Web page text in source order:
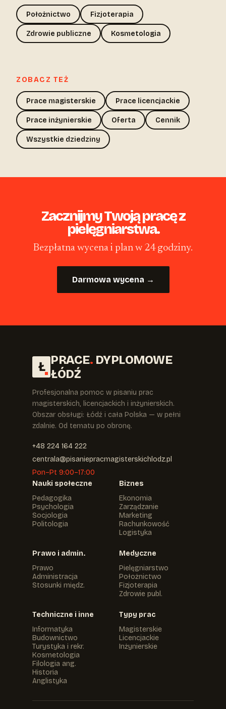
Położnictwo Fizjoterapia
Zdrowie publiczne Kosmetologia
ZOBACZ TEŻ
Prace magisterskie Prace licencjackie
Prace inżynierskie Oferta Cennik
Wszystkie dziedziny
Zacznijmy Twoją pracę z
pielęgniarstwa.
Bezpłatna wycena i plan w 24 godziny.
Darmowa wycena →
Ł PRACE. DYPLOMOWE
ŁÓDŹ
Profesjonalna pomoc w pisaniu prac
magisterskich, licencjackich i inżynierskich.
Obszar obsługi: Łódź i cała Polska — w pełni
zdalnie. Od tematu po obronę.
+48 224 164 222
centrala@pisaniepracmagisterskichlodz.pl
Pon–Pt 9:00–17:00
Nauki społeczne
Pedagogika
Psychologia
Socjologia
Politologia
Biznes
Ekonomia
Zarządzanie
Marketing
Rachunkowość
Logistyka
Prawo i admin.
Prawo
Administracja
Stosunki międz.
Medyczne
Pielęgniarstwo
Położnictwo
Fizjoterapia
Zdrowie publ.
Techniczne i inne
Informatyka
Budownictwo
Turystyka i rekr.
Kosmetologia
Filologia ang.
Historia
Anglistyka
Typy prac
Magisterskie
Licencjackie
Inżynierskie